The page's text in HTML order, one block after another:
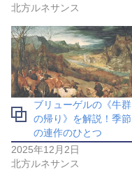
北方ルネサンス
ブリューゲルの《牛群
の帰り》を解説！季節
の連作のひとつ
2025年12月2日
北方ルネサンス